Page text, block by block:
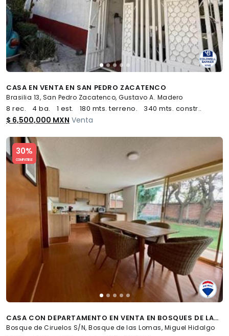
CASA EN VENTA EN SAN PEDRO ZACATENCO
Brasilia 13, San Pedro Zacatenco, Gustavo A. Madero
8 rec. 4 ba. 1 est. 180 mts. terreno. 340 mts. constr..
$ 6,500,000 MXN Venta
30%
COMPATIBLE
Slide 1 of 5
CASA CON DEPARTAMENTO EN VENTA EN BOSQUES DE LAS LOMAS 656677 - (34)
Bosque de Ciruelos S/N, Bosque de las Lomas, Miguel Hidalgo